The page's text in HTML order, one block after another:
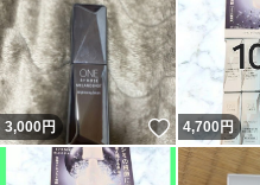
3,000円 いいね！
4,700 円